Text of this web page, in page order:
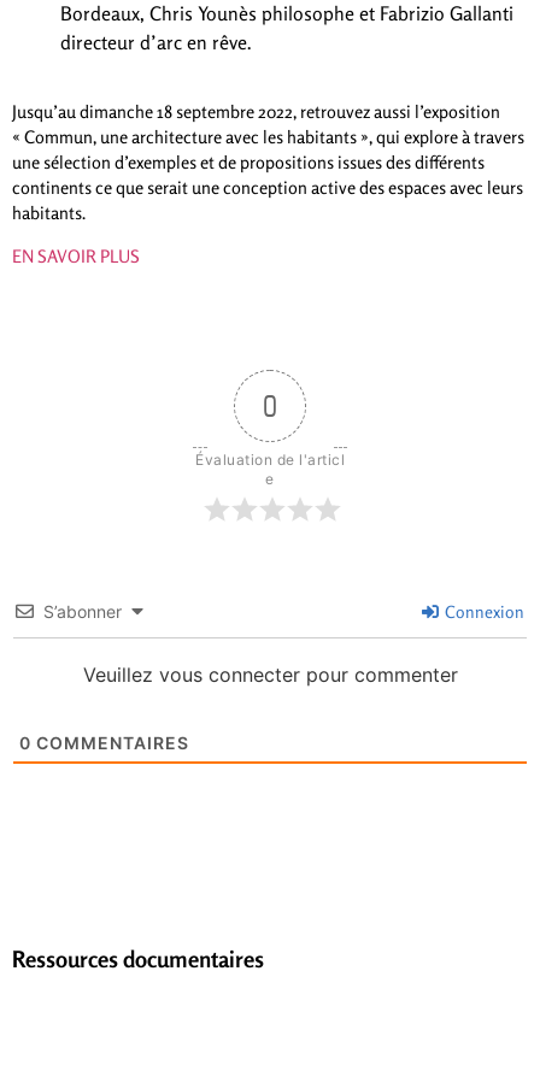
Bordeaux, Chris Younès philosophe et Fabrizio Gallanti
directeur d’arc en rêve.
Jusqu’au dimanche 18 septembre 2022, retrouvez aussi l’exposition
« Commun, une architecture avec les habitants », qui explore à travers
une sélection d’exemples et de propositions issues des différents
continents ce que serait une conception active des espaces avec leurs
habitants.
EN SAVOIR PLUS
0
Évaluation de l'articl
e
S’abonner Connexion
Veuillez vous connecter pour commenter
0 COMMENTAIRES
Ressources documentaires